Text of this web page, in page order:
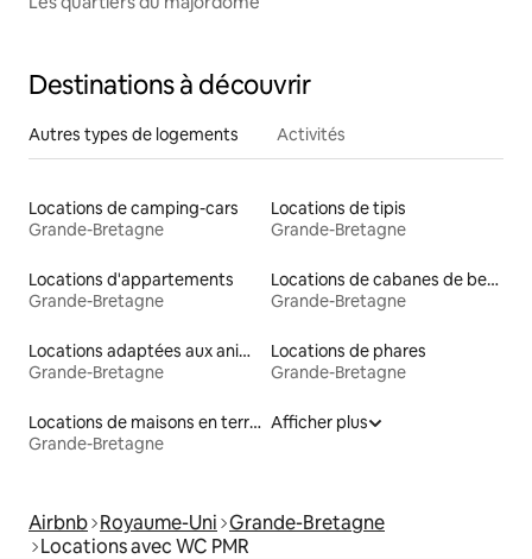
Destinations à découvrir
Autres types de logements Activités
Locations de camping-cars
Grande-Bretagne
Locations de tipis
Grande-Bretagne
Locations d'appartements
Grande-Bretagne
Locations de cabanes de berger
Grande-Bretagne
Locations adaptées aux animaux
Grande-Bretagne
Locations de phares
Grande-Bretagne
Locations de maisons en terre
Grande-Bretagne
Afficher plus
Airbnb Royaume-Uni Grande-Bretagne
Locations avec WC PMR